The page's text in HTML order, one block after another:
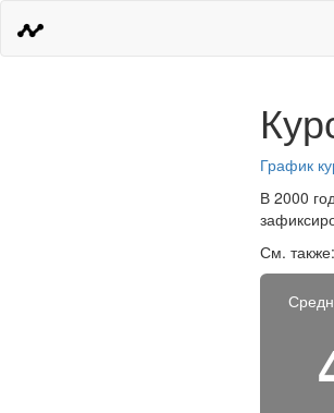
График
В 2000
См. также: